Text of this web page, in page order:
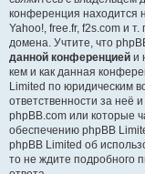
конференция находится
Yahoo!, free.fr, f2s.com и
домена. Учтите, что
данной конференцией и
кем и как данная
Limited по юридическим
ответственности за неё
phpBB.com или которые
обеспечению phpBB
phpBB Limited об
то не ждите подробного